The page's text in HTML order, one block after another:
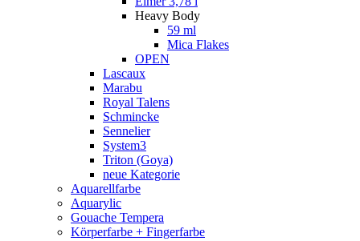
Heavy Body
59 ml
Mica Flakes
OPEN
Lascaux
Marabu
Royal Talens
Schmincke
Sennelier
System3
Triton (Goya)
neue Kategorie
Aquarellfarbe
Aquarylic
Gouache Tempera
Körperfarbe + Fingerfarbe